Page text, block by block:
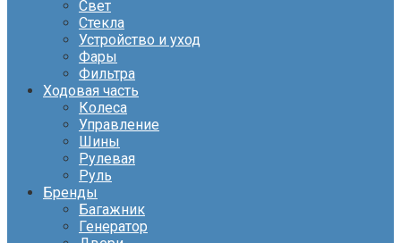
Свет
Стекла
Устройство и уход
Фары
Фильтра
Ходовая часть
Колеса
Управление
Шины
Рулевая
Руль
Бренды
Багажник
Генератор